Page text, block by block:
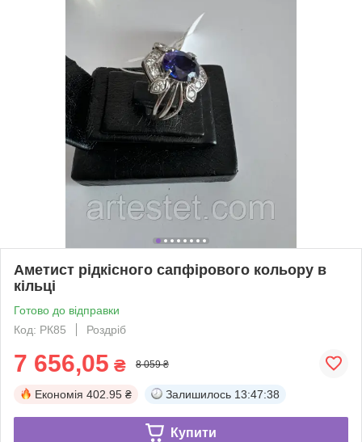
Аметист рідкісного сапфірового кольору в
кільці
Готово до відправки
Код: РК85
Роздріб
7 656,05 ₴ 8 059 ₴
Економія 402.95 ₴ Залишилось 13:47:38
Купити